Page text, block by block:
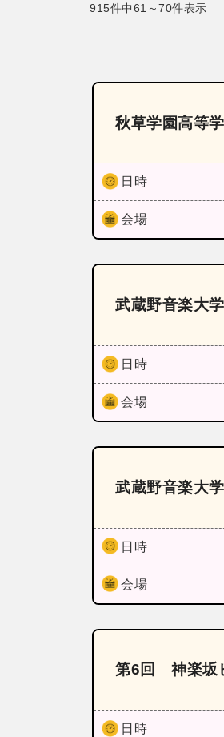
915件中61～70件表示
秋草学園高等
日時
会場
武蔵野音楽大
日時
会場
武蔵野音楽大
日時
会場
第6回 神楽坂
日時